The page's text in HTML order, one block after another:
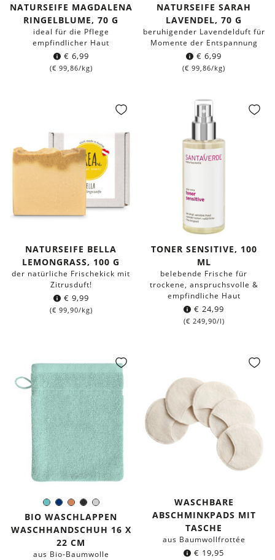
NATURSEIFE MAGDALENA
RINGELBLUME, 70 G
ideal für die Pflege
empfindlicher Haut
€ 6,99
(€ 99,86/kg)
NATURSEIFE SARAH
LAVENDEL, 70 G
beruhigender Lavendelduft für
Momente der Entspannung
€ 6,99
(€ 99,86/kg)
NATURSEIFE BELLA
LEMONGRASS, 100 G
der natürliche Frischekick mit
Zitrusduft!
€ 9,99
(€ 99,90/kg)
TONER SENSITIVE, 100
ML
belebende Frische für
trockene, anspruchsvolle &
empfindliche Haut
€ 24,99
(€ 249,90/l)
MintDunkelblau
Terracotta
Schwarz
Hellgrau
Farbe:
BIO WASCHLAPPEN
WASCHHANDSCHUH 16 X
22 CM
aus Bio-Baumwolle
WASCHBARE
ABSCHMINKPADS MIT
TASCHE
aus Baumwollfrottée
€ 19,95